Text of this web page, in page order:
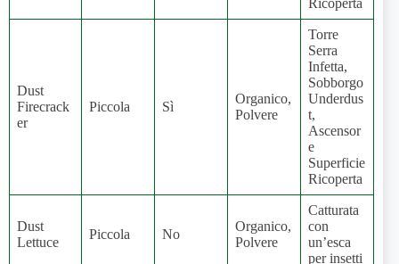
Ricoperta
Dust
Firecrack
er
Piccola Sì
Organico,
Polvere
Torre
Serra
Infetta,
Sobborgo
Underdus
t,
Ascensor
e
Superficie
Ricoperta
Dust
Lettuce
Piccola No
Organico,
Polvere
Catturata
con
un’esca
per insetti